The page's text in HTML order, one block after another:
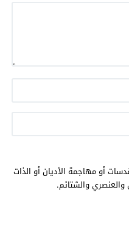
أو مهاجمة الأديان أو الذات
والعنصري والشتائم.